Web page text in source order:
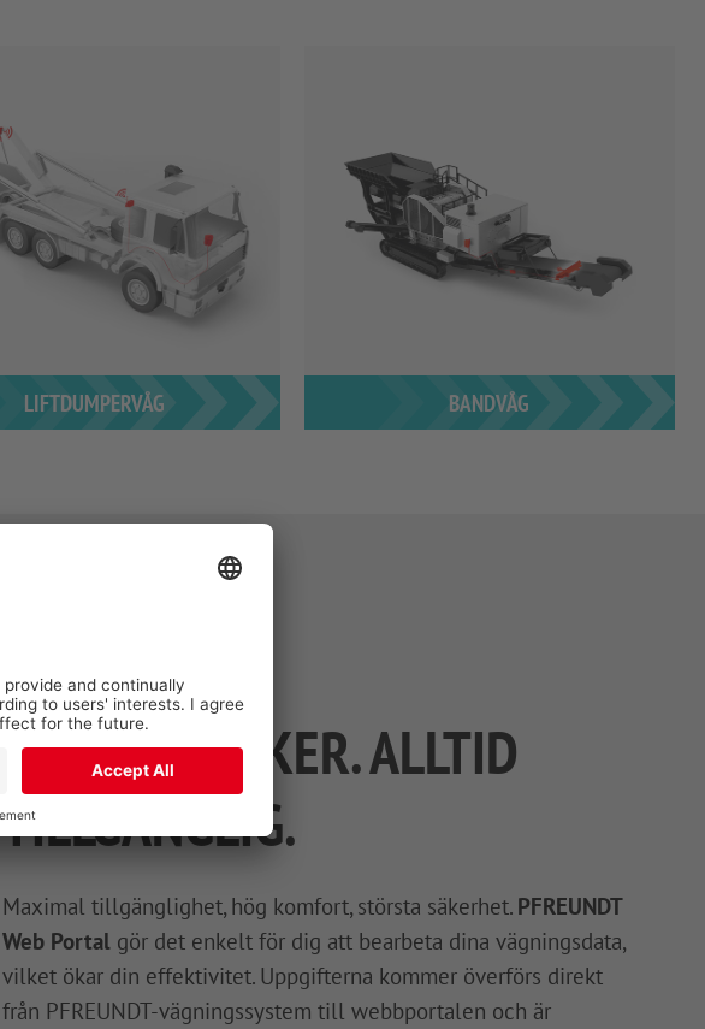
LIFTDUMPERVÅG BANDVÅG
BEKVÄM. SÄKER. ALLTID
TILLGÄNGLIG.
Maximal tillgänglighet, hög komfort, största säkerhet. PFREUNDT
Web Portalgör det enkelt för dig att bearbeta dina vägningsdata,
vilket ökar din effektivitet. Uppgifterna kommer överförs direkt
från PFREUNDT-vägningssystem till webbportalen och är